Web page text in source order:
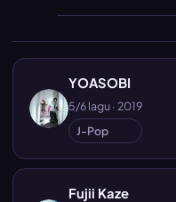
YOASOBI
5/6 lagu · 2019
J-Pop
Fujii Kaze